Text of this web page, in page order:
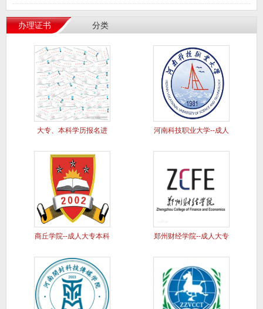
办理证书 分类
大专、本科学历报名进 河南科技职业大学--成人
商丘学院--成人大专本科 郑州财经学院--成人大专